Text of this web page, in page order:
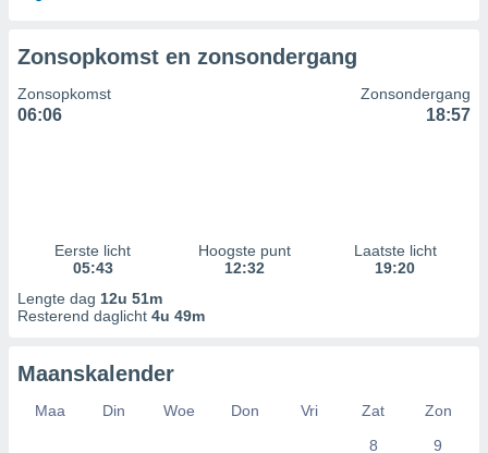
Zonsopkomst en zonsondergang
Zonsopkomst
06:06
Zonsondergang
18:57
Eerste licht
05:43
Hoogste punt
12:32
Laatste licht
19:20
Lengte dag 12u 51m
Resterend daglicht 4u 49m
Maanskalender
Maa Din Woe Don Vri Zat
Zon
8
9